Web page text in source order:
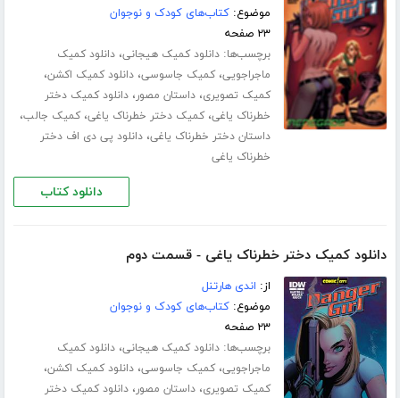
موضوع:کتاب‌های کودک و نوجوان
۲۳ صفحه
برچسب‌ها:دانلود کمیک هیجانی،دانلود کمیک
ماجراجویی،کمیک جاسوسی،دانلود کمیک اکشن،
کمیک تصویری،داستان مصور،دانلود کمیک دختر
خطرناک یاغی،کمیک دختر خطرناک یاغی،کمیک جالب،
داستان دختر خطرناک یاغی،دانلود پی دی اف دختر
خطرناک یاغی
دانلود کتاب
دانلود کمیک دختر خطرناک یاغی - قسمت دوم
از: اندی هارتنل
موضوع:کتاب‌های کودک و نوجوان
۲۳ صفحه
برچسب‌ها:دانلود کمیک هیجانی،دانلود کمیک
ماجراجویی،کمیک جاسوسی،دانلود کمیک اکشن،
کمیک تصویری،داستان مصور،دانلود کمیک دختر